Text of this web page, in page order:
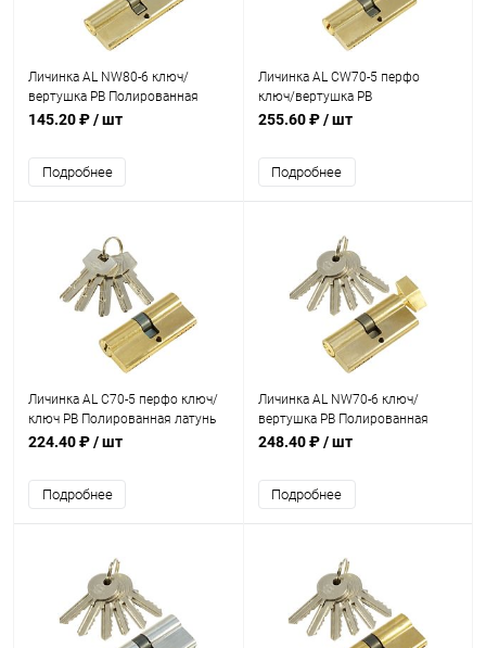
Личинка AL NW80-6 ключ/
вертушка PB Полированная
латунь
145.20 ₽/ шт
Подробнее
Личинка AL CW70-5 перфо
ключ/вертушка PB
Полированная латунь
255.60 ₽/ шт
Подробнее
Личинка AL C70-5 перфо ключ/
ключ PB Полированная латунь
224.40 ₽/ шт
Подробнее
Личинка AL NW70-6 ключ/
вертушка PB Полированная
латунь
248.40 ₽/ шт
Подробнее